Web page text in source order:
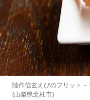
陸作信玄えびのフリット –
(山梨県北杜市)